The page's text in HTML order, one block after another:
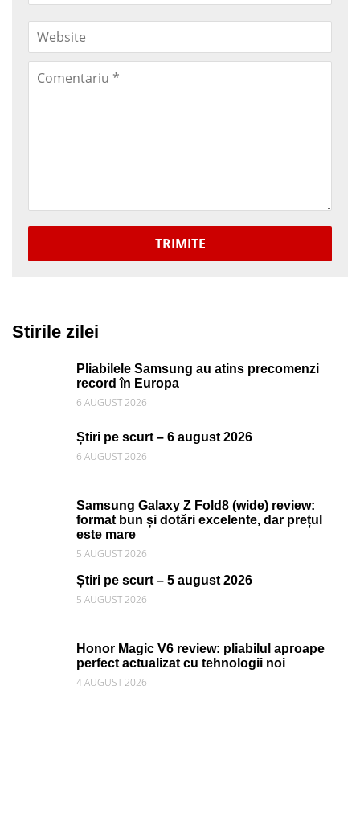
TRIMITE
Stirile zilei
Pliabilele Samsung au atins precomenzi
record în Europa
6 AUGUST 2026
Știri pe scurt – 6 august 2026
6 AUGUST 2026
Samsung Galaxy Z Fold8 (wide) review:
format bun și dotări excelente, dar prețul
este mare
5 AUGUST 2026
Știri pe scurt – 5 august 2026
5 AUGUST 2026
Honor Magic V6 review: pliabilul aproape
perfect actualizat cu tehnologii noi
4 AUGUST 2026